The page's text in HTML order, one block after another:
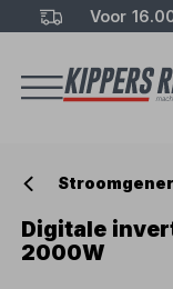
Voor
Digitale
2000W